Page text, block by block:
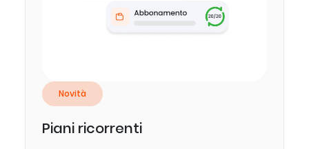
Novità
Piani ricorrenti